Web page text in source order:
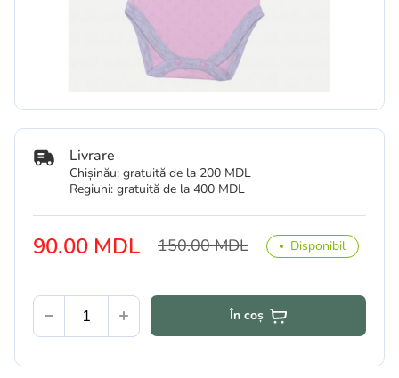
90.00 MDL 150.00 MDL Disponibil
Livrare
Chișinău: gratuită de la 200 MDL
Regiuni: gratuită de la 400 MDL
În coș